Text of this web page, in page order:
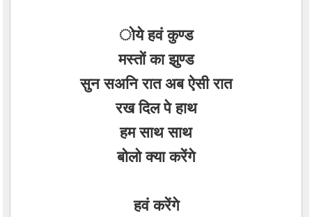
ोये हवं कुण्ड
मस्तों का झुण्ड
सुन सअनि रात अब ऐसी रात
रख दिल पे हाथ
हम साथ साथ
बोलो क्या करेंगे
हवं करेंगे